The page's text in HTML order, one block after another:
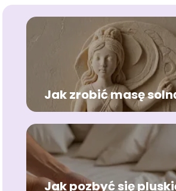
Jak zrobić masę
Jak pozbyć się